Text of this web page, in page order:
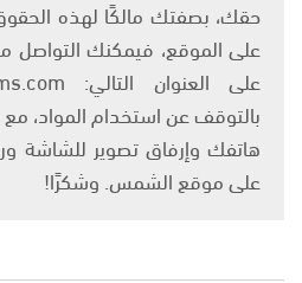
حقك، بصفتك مالكًا لهذه
على الموقع، فيمكنك التواصل
بالتوقف عن استخدام المواد،
هاتفك وإرفاق تصوير للشاشة
على موقع الشمس. وشكرًا!